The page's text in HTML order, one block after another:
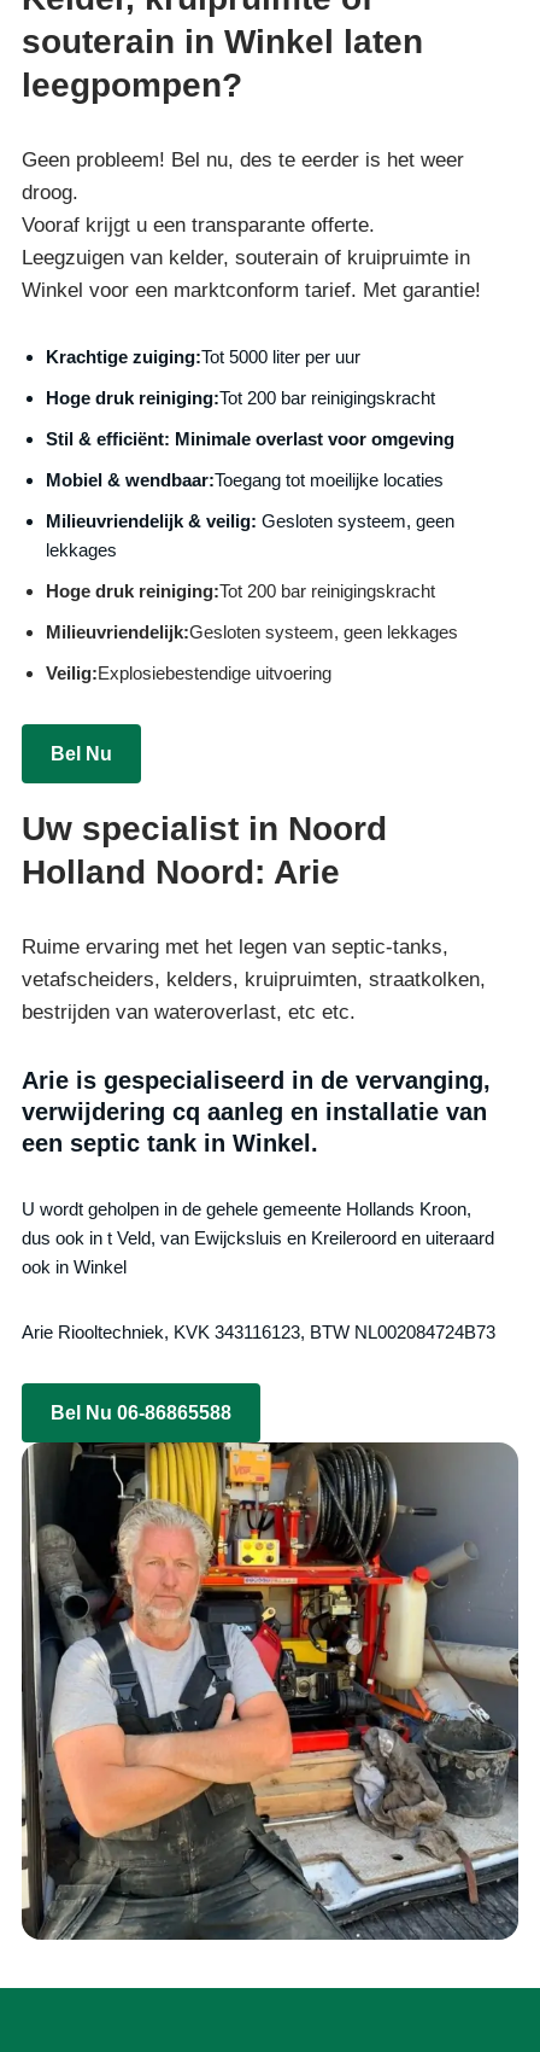
souterain in Winkel laten
leegpompen?
Geen probleem! Bel nu, des te eerder is het weer
droog.
Vooraf krijgt u een transparante offerte.
Leegzuigen van kelder, souterain of kruipruimte in
Winkel voor een marktconform tarief. Met garantie!
Krachtige zuiging:Tot 5000 liter per uur
Hoge druk reiniging:Tot 200 bar reinigingskracht
Stil & efficiënt: Minimale overlast voor omgeving
Mobiel & wendbaar:Toegang tot moeilijke locaties
Milieuvriendelijk & veilig: Gesloten systeem, geen
lekkages
Hoge druk reiniging:Tot 200 bar reinigingskracht
Milieuvriendelijk:Gesloten systeem, geen lekkages
Veilig:Explosiebestendige uitvoering
Bel Nu
Uw specialist in Noord
Holland Noord: Arie
Ruime ervaring met het legen van septic-tanks,
vetafscheiders, kelders, kruipruimten, straatkolken,
bestrijden van wateroverlast, etc etc.
Arie is gespecialiseerd in de vervanging,
verwijdering cq aanleg en installatie van
een septic tank in Winkel.
U wordt geholpen in de gehele gemeente Hollands Kroon,
dus ook in t Veld, van Ewijcksluis en Kreileroord en uiteraard
ook in Winkel
Arie Riooltechniek, KVK 343116123, BTW NL002084724B73
Bel Nu 06-86865588